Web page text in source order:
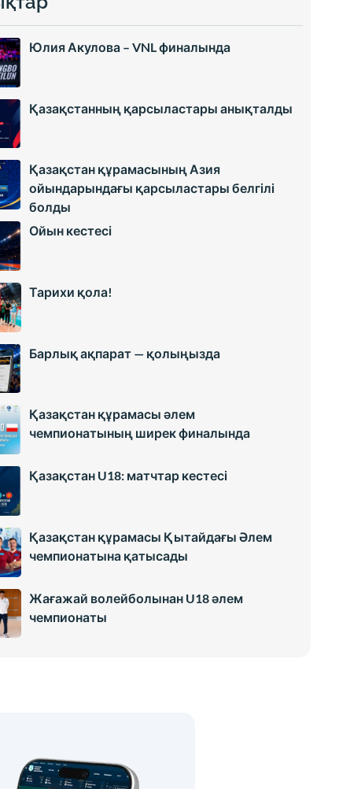
Юлия Акулова – VNL финалында
Қазақстанның қарсыластары анықталды
Қазақстан құрамасының Азия
ойындарындағы қарсыластары белгілі
болды
Ойын кестесі
Тарихи қола!
Барлық ақпарат — қолыңызда
Қазақстан құрамасы әлем
чемпионатының ширек финалында
Қазақстан U18: матчтар кестесі
Қазақстан құрамасы Қытайдағы Әлем
чемпионатына қатысады
Жағажай волейболынан U18 әлем
чемпионаты